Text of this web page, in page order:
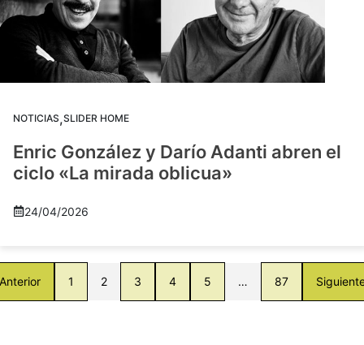
NOTICIAS,SLIDER HOME
Enric González y Darío Adanti abren el
ciclo «La mirada oblicua»
24/04/2026
1 2 3 4 5 … 87